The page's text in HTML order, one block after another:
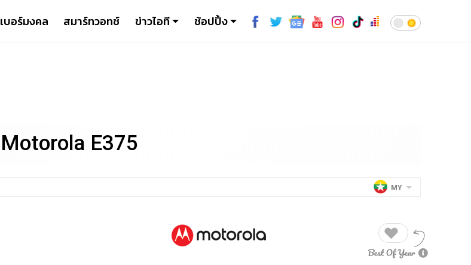
เบอร์มงคล สมาร์ทวอทช์ ข่าวไอที ช้อปปิ้ง
Motorola E375
MY